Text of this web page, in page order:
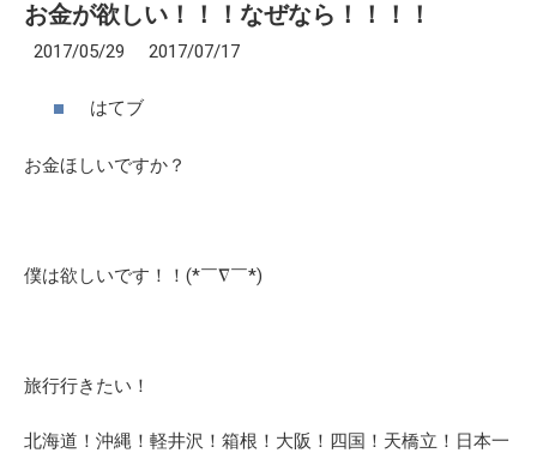
お金が欲しい！！！なぜなら！！！！
2017/05/29 2017/07/17
はてブ
お金ほしいですか？
僕は欲しいです！！(*￣∇￣*)
旅行行きたい！
北海道！沖縄！軽井沢！箱根！大阪！四国！天橋立！日本一